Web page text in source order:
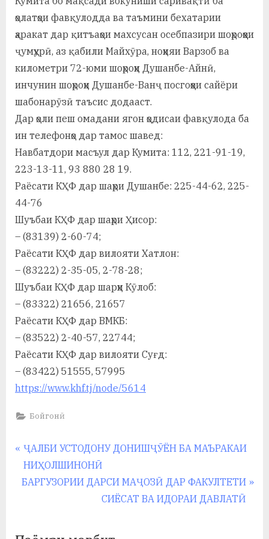
ҳолатҳои фавқулодда ва таъмини бехатарии
ҳаракат дар қитъаҳои махсусан осебпазири шоҳроҳҳои
ҷумҳурӣ, аз қабили Майхӯра, ноҳияи Варзоб ва
километри 72-юми шоҳроҳи Душанбе-Айнӣ,
инчунин шоҳроҳи Душанбе-Ванҷ посгоҳҳои сайёри
шабонарӯзӣ таъсис додааст.
Дар ҳоли пеш омадани ягон ҳодисаи фавқулода ба
ин телефонҳо дар тамос шавед:
Навбатдори масъул дар Кумита: 112, 221-91-19,
223-13-11, 93 880 28 19.
Раёсати КҲФ дар шаҳри Душанбе: 225-44-62, 225-
44-76
Шуъбаи КҲФ дар шаҳри Ҳисор:
– (83139) 2-60-74;
Раёсати КҲФ дар вилояти Хатлон:
– (83222) 2-35-05, 2-78-28;
Шуъбаи КҲФ дар шарҳи Кӯлоб:
– (83322) 21656, 21657
Раёсати КҲФ дар ВМКБ:
– (83522) 2-40-57, 22744;
Раёсати КҲФ дар вилояти Суғд:
– (83422) 51555, 57995
https://www.khf.tj/node/5614
Бойгонӣ
Навигация
по
P
r
e
ҶАЛБИ УСТОДОНУ ДОНИШҶӮЁН БА МАЪРАКАИ
НИҲОЛШИНОНӢ
N
БАРГУЗОРИИ ДАРСИ МАҶОЗӢ ДАР ФАКУЛТЕТИ
СИЁСАТ ВА ИДОРАИ ДАВЛАТӢ